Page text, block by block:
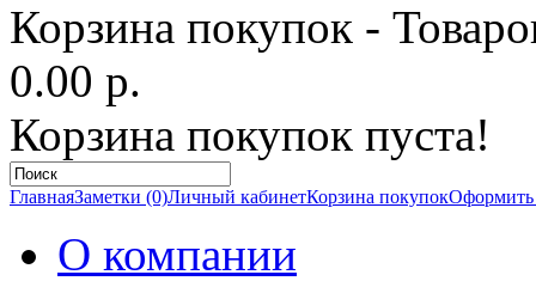
Корзина покупок -
0.00 р.
Корзина покупок пуста!
ГлавнаяЗаметки (0)Личный кабинетКорзина покупокОформить
О компании